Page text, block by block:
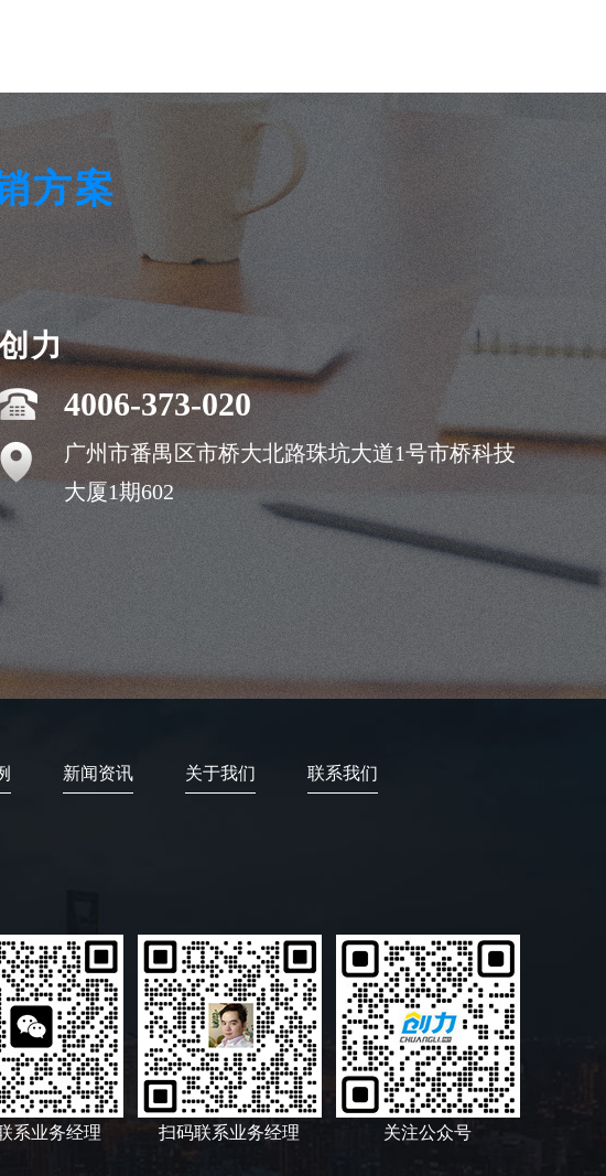
方案
力
4006-373-020
广州市番禺区市桥大北路珠坑大道1号市桥科技
大厦1期602
新闻资讯 关于我们 联系我们
关注公众号
扫码联系业务经理
系业务经理